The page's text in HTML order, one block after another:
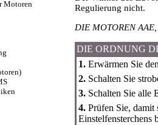
Motoren
Regulierung nicht.
DIE MOTOREN
DIE ORDNUNG
1. Erwärmen Sie
2. Schalten Sie
3. Schalten Sie alle
4. Prüfen Sie, damit
Einstelfensterchens